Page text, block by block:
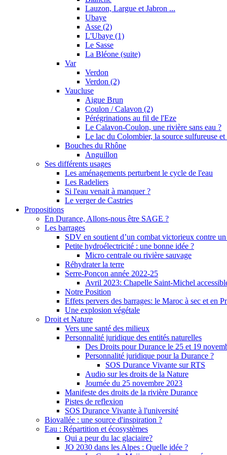
Lauzon, Largue et Jabron ...
Ubaye
Asse (2)
L'Ubaye (1)
Le Sasse
La Bléone (suite)
Var
Verdon
Verdon (2)
Vaucluse
Aigue Brun
Coulon / Calavon (2)
Pérégrinations au fil de l'Eze
Le Calavon-Coulon, une rivière sans eau ?
Le lac du Colombier, la source sulfureuse
Bouches du Rhône
Anguillon
Ses différents usages
Les aménagements perturbent le cycle de l'eau
Les Radeliers
Si l'eau venait à manquer ?
Le verger de Castries
Propositions
En Durance, Allons-nous être SAGE ?
Les barrages
SDV en soutient d’un combat victorieux contre un
Petite hydroélectricité : une bonne idée ?
Micro centrale ou rivière sauvage
Réhydrater la terre
Serre-Ponçon année 2022-25
Avril 2023: Chapelle Saint-Michel
Notre Position
Effets pervers des barrages: le Maroc à sec et en
Une explosion végétale
Droit et Nature
Vers une santé des milieux
Personnalité juridique des entités naturelles
Des Droits pour Durance le 25 et 19
Personnalité juridique pour la Durance ?
SOS Durance Vivante sur RTS
Audio sur les droits de la Nature
Journée du 25 novembre 2023
Manifeste des droits de la rivière Durance
Pistes de reflexion
SOS Durance Vivante à l'université
Biovallée : une source d'inspiration ?
Eau : Répartition et écosystèmes
Qui a peur du lac glaciaire?
JO 2030 dans les Alpes : Quelle idée ?